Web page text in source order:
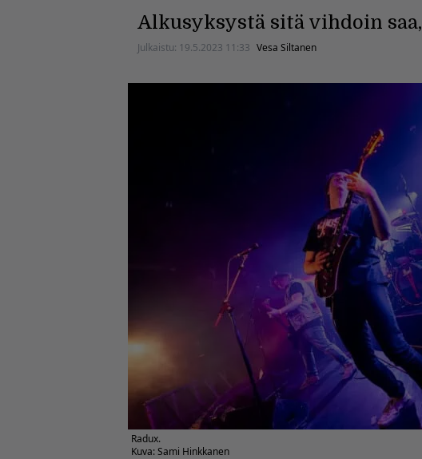
Alkusyksystä sitä vihdoin
Julkaistu: 19.5.2023 11:33 Vesa Siltanen
Radux.
Kuva: Sami Hinkkanen